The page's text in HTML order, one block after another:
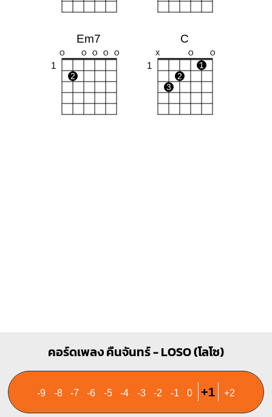
Em7
O O O O O
1
2
C
X O O
1
1
2
3
คอร์ดเพลง คืนจันทร์ - LOSO (โลโซ)
-9 -8 -7 -6 -5 -4 -3 -2 -1 0 +1 +2